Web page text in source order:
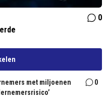
0
met miljoenen
0